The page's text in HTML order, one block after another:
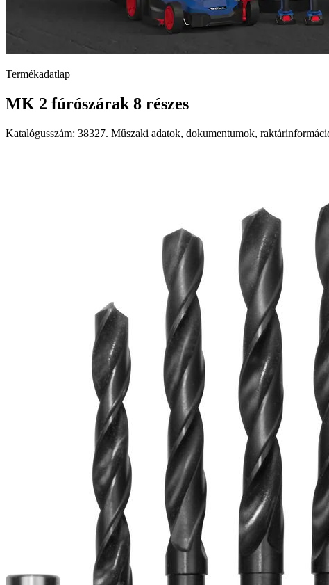
Termékadatlap
MK 2 fúrószárak 8 részes
Katalógusszám: 38327. Műszaki adatok, dokumentumok,